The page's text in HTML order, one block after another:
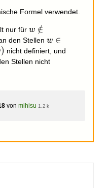
Formel verwendet.
nur für w ∈
/
den Stellen w ∈
) nicht definiert, und
Stellen nicht
von mihisu 1,2 k